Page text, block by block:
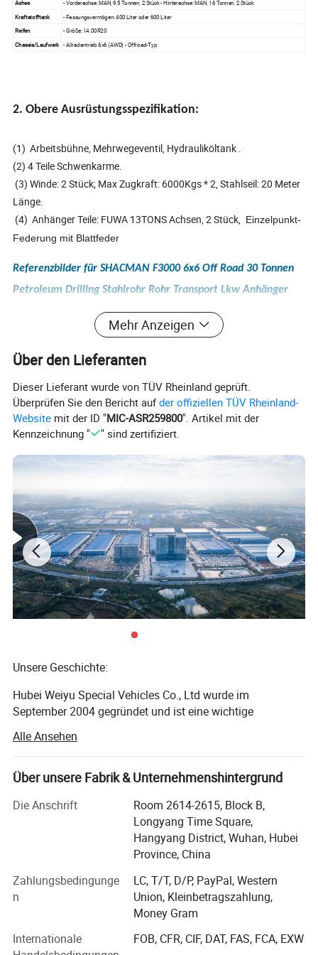
Achse
- Vorderachse: MAN, 9,5 Tonnen, 2 Stück - Hinterachse: MAN, 16 Tonnen, 2 Stück
Kraftstofftank
- Fassungsvermögen: 400 Liter oder 600 Liter
Reifen
- Größe: 14.00R20
Chassis/Laufwerk - Allradantrieb 6x6 (AWD) - Offroad-Typ
2. Obere Ausrüstungsspezifikation:
(1) Arbeitsbühne, Mehrwegeventil, Hydrauliköltank .
(2) 4 Teile Schwenkarme.
(3) Winde: 2 Stück; Max Zugkraft: 6000Kgs * 2, Stahlseil: 20 Meter
Länge.
(4) Anhänger Teile: FUWA 13TONS Achsen, 2 Stück, Einzelpunkt-
Federung mit Blattfeder
Referenzbilder für SHACMAN F3000 6x6 Off Road 30 Tonnen
Petroleum Drilling Stahlrohr Rohr Transport Lkw Anhänger
Mehr Anzeigen
Über den Lieferanten
Dieser Lieferant wurde von TÜV Rheinland geprüft.
Überprüfen Sie den Bericht aufder offiziellen TÜV Rheinland-
Website mit der ID "MIC-ASR259800". Artikel mit der
Kennzeichnung "
" sind zertifiziert.
Unsere Geschichte:
Hubei Weiyu Special Vehicles Co., Ltd wurde im
September 2004 gegründet und ist eine wichtige
000, 000 RMB (14 Millionen US-Dollar) und dem
Gesamtkapital 6, 000, 000, 000 (840 Millionen US-Dollar).
Das Hotel liegt in Suizhou Stadt, provinz hubei, Zentral-
einer der größten Hersteller von nationalen Ministerium für
Industrie und Information für die Produktion von 800 Arten
von Sonderausführungen und Export Center of Trucks und
Ersatzteile von der Provinz Hubei Regierung identifiziert,
wie Wasser Tank Truck, Isolierung Truck und Milch Truck,
Abwasser Sauger Truck, Müllwagen, man Lift Truck/Aerial
Platform Truck, LKW mit Kran, Kraftstoff Truck/Anhänger,
Chemical Tanker Delivery Truck, Bulk Zement Truck, Beton
Mixer Truck, Fire Truck, Dump Truck, LKW-
Alle Ansehen
Über unsere Fabrik & Unternehmenshintergrund
Die Anschrift
Room 2614-2615, Block B,
Longyang Time Square,
Hangyang District, Wuhan, Hubei
Province, China
Zahlungsbedingunge
n
LC, T/T, D/P, PayPal, Western
Union, Kleinbetragszahlung,
Money Gram
Internationale
FOB, CFR, CIF, DAT, FAS, FCA, EXW